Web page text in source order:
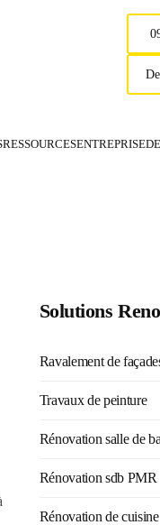
RESSOURCESENTREPRISE
Solutions
Ravalement de
Travaux de peinture
Rénovation salle de
Rénovation sdb PMR
Rénovation de cuisine